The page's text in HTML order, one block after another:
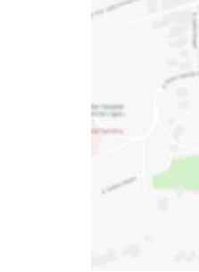
- 1 Quarto
- Sacada Com
- Área de